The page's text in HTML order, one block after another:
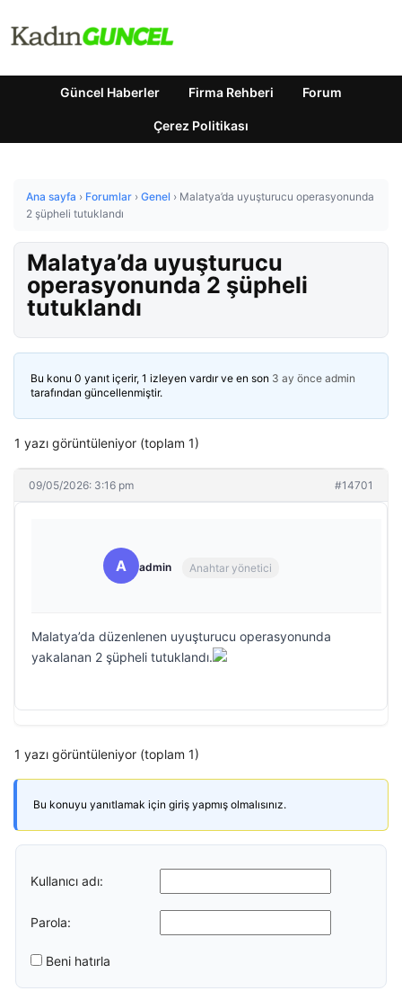
Güncel Haberler Firma Rehberi Forum
Çerez Politikası
Ana sayfa › Forumlar › Genel › Malatya’da uyuşturucu operasyonunda
2 şüpheli tutuklandı
Malatya’da uyuşturucu
operasyonunda 2 şüpheli
tutuklandı
Bu konu 0 yanıt içerir, 1 izleyen vardır ve en son 3 ay önce admin
tarafından güncellenmiştir.
1 yazı görüntüleniyor (toplam 1)
09/05/2026: 3:16 pm #14701
A admin Anahtar yönetici
Malatya’da düzenlenen uyuşturucu operasyonunda
yakalanan 2 şüpheli tutuklandı.
1 yazı görüntüleniyor (toplam 1)
Bu konuyu yanıtlamak için giriş yapmış olmalısınız.
Kullanıcı adı:
Parola:
Beni hatırla